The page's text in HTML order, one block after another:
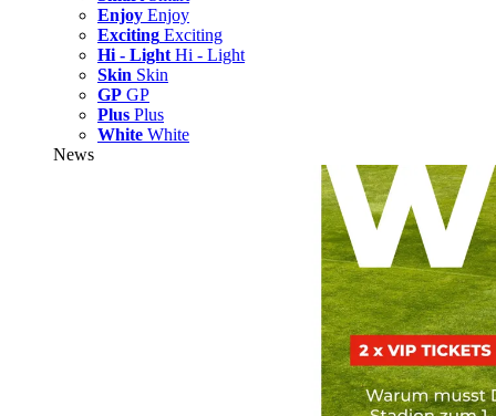
Enjoy Enjoy
Exciting Exciting
Hi - Light Hi - Light
Skin Skin
GP GP
Plus Plus
White White
News